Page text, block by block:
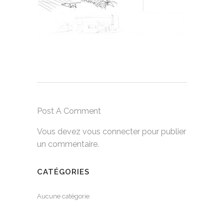
Post A Comment
Vous devez vous connecter pour publier
un commentaire.
CATÉGORIES
Aucune catégorie